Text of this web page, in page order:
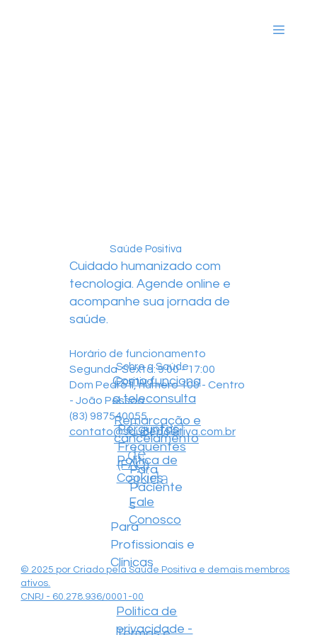
Cuidado humanizado com
tecnologia. Agende online e
acompanhe sua jornada de
saúde.
Horário de funcionamento
Segunda-Sexta: 9:00 - 17:00
Dom Pedro II, número 100 - Centro
- João Pessoa
(83) 987540055
contato@saudepositiva.com.br
© 2025 por Criado pela Saúde Positiva e demais membros
ativos.
CNPJ - 60.278.936/0001-00
Sobre a Saúde
Positiva
Central
de
ajuda
Para
Paciente
s
Para
Profissionais e
Clínicas
Perguntas
Frequentes
(FAQ)
Como funciona
a teleconsulta
Remarcação e
cancelamento
Política de
Cookies
Politica de
privacidade -
Fale
Conosco
Saúde Positiva